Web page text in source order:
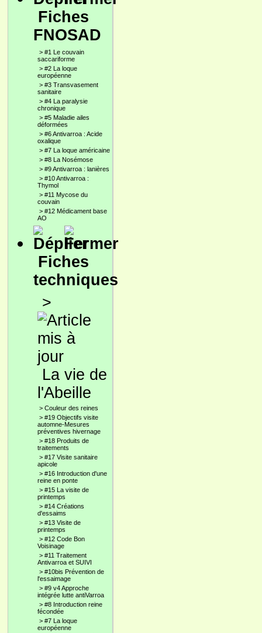
Fiches
FNOSAD
> #1 Le couvain
saccariforme
> #2 La loque
européenne
> #3 Transvasement
sanitaire
> #4 La paralysie
chronique
> #5 Maladie ailes
déformées
> #6 Antivarroa : Acide
oxalique
> #7 La loque américaine
> #8 La Nosémose
> #9 Antivarroa : lanières
> #10 Antivarroa :
Thymol
> #11 Mycose du
couvain
> #12 Médicament base
AO
Fiches
techniques
>
La vie de
l'Abeille
> Couleur des reines
> #19 Objectifs visite
automne-Mesures
préventives hivernage
> #18 Produits de
traitements
> #17 Visite sanitaire
apicole
> #16 Introduction d'une
reine en ponte
> #15 La visite de
printemps
> #14 Créations
d'essaims
> #13 Visite de
printemps
> #12 Code Bon
Voisinage
> #11 Traitement
Antivarroa et SUIVI
> #10bis Prévention de
l'essaimage
> #9 v4 Approche
intégrée lutte antiVarroa
> #8 Introduction reine
fécondée
> #7 La loque
européenne